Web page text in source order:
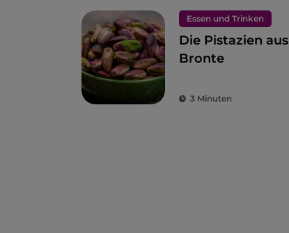
Essen und Trinken
Die Pistazien aus
Bronte
3 Minuten